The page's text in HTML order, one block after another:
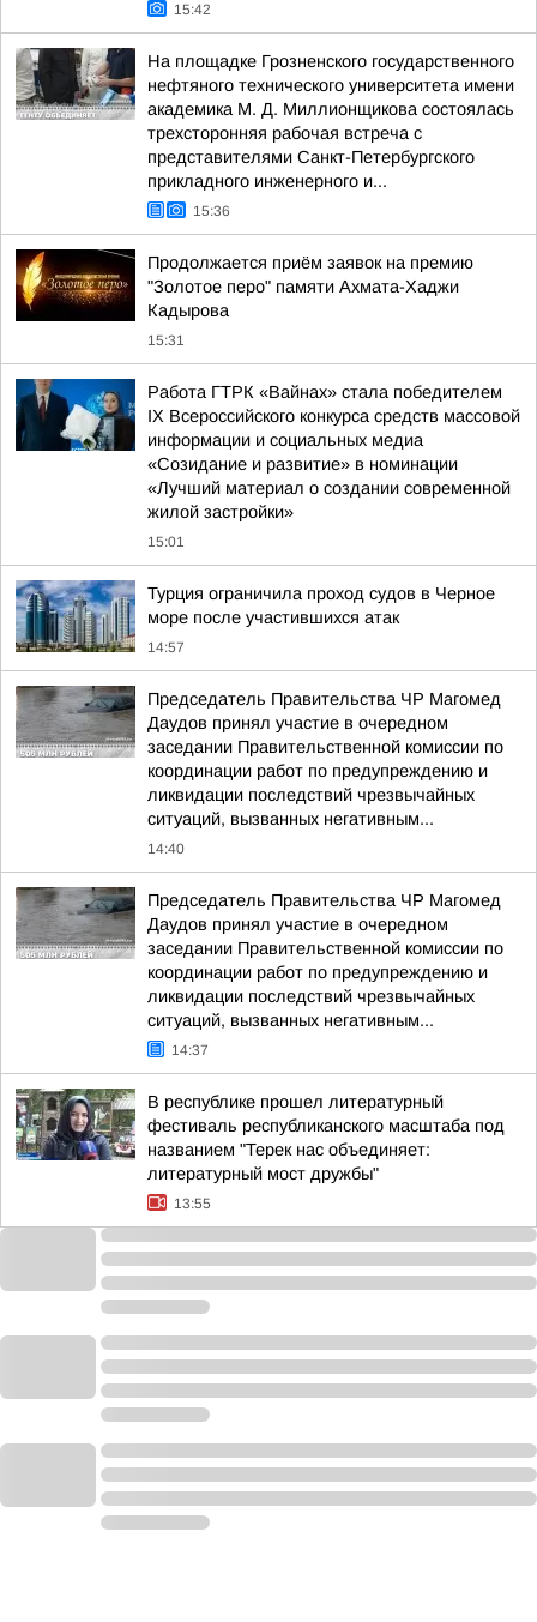
15:42
На площадке Грозненского государственного
нефтяного технического университета имени
академика М. Д. Миллионщикова состоялась
трехсторонняя рабочая встреча с
представителями Санкт-Петербургского
прикладного инженерного и...
15:36
Продолжается приём заявок на премию
"Золотое перо" памяти Ахмата-Хаджи
Кадырова
15:31
Работа ГТРК «Вайнах» стала победителем
ІХ Всероссийского конкурса средств массовой
информации и социальных медиа
«Созидание и развитие» в номинации
«Лучший материал о создании современной
жилой застройки»
15:01
Турция ограничила проход судов в Черное
море после участившихся атак
14:57
Председатель Правительства ЧР Магомед
Даудов принял участие в очередном
заседании Правительственной комиссии по
координации работ по предупреждению и
ликвидации последствий чрезвычайных
ситуаций, вызванных негативным...
14:40
Председатель Правительства ЧР Магомед
Даудов принял участие в очередном
заседании Правительственной комиссии по
координации работ по предупреждению и
ликвидации последствий чрезвычайных
ситуаций, вызванных негативным...
14:37
В республике прошел литературный
фестиваль республиканского масштаба под
названием "Терек нас объединяет:
литературный мост дружбы"
13:55